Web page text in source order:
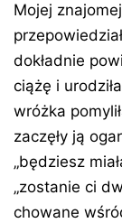
Mojej
dokładnie
ciążę i
wróżka
zaczęły ją
„będziesz
„zostanie ci
chowane